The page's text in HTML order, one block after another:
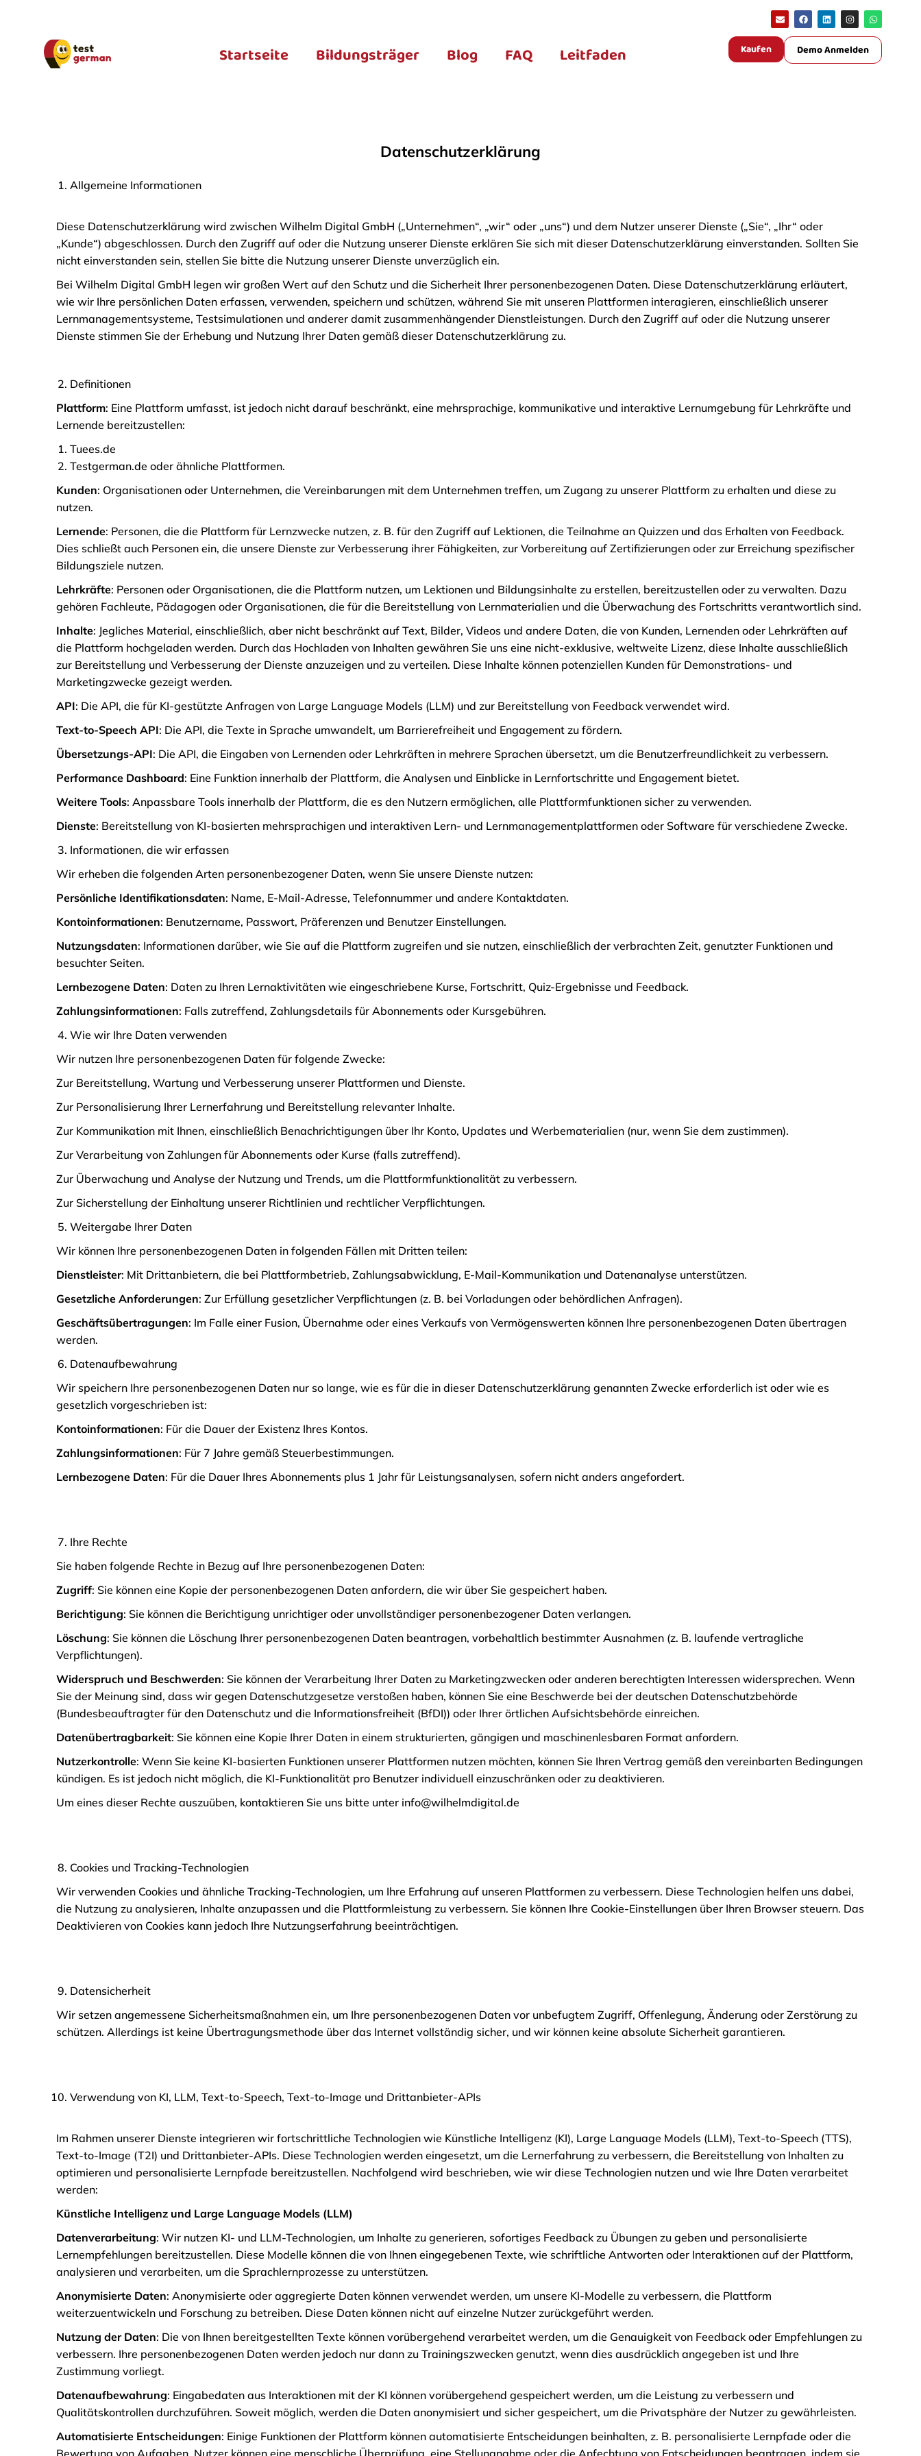
Startseite Bildungsträger Blog FAQ Leitfaden Kaufen Demo Anmelden
Datenschutzerklärung
Allgemeine Informationen
Diese Datenschutzerklärung wird zwischen Wilhelm Digital GmbH („Unternehmen“, „wir“ oder „uns“) und dem Nutzer unserer Dienste („Sie“, „Ihr“ oder
„Kunde“) abgeschlossen. Durch den Zugriff auf oder die Nutzung unserer Dienste erklären Sie sich mit dieser Datenschutzerklärung einverstanden. Sollten Sie
nicht einverstanden sein, stellen Sie bitte die Nutzung unserer Dienste unverzüglich ein.
Bei Wilhelm Digital GmbH legen wir großen Wert auf den Schutz und die Sicherheit Ihrer personenbezogenen Daten. Diese Datenschutzerklärung erläutert,
wie wir Ihre persönlichen Daten erfassen, verwenden, speichern und schützen, während Sie mit unseren Plattformen interagieren, einschließlich unserer
Lernmanagementsysteme, Testsimulationen und anderer damit zusammenhängender Dienstleistungen. Durch den Zugriff auf oder die Nutzung unserer
Dienste stimmen Sie der Erhebung und Nutzung Ihrer Daten gemäß dieser Datenschutzerklärung zu.
Definitionen
Plattform: Eine Plattform umfasst, ist jedoch nicht darauf beschränkt, eine mehrsprachige, kommunikative und interaktive Lernumgebung für Lehrkräfte und
Lernende bereitzustellen:
Tuees.de
Testgerman.de oder ähnliche Plattformen.
Kunden: Organisationen oder Unternehmen, die Vereinbarungen mit dem Unternehmen treffen, um Zugang zu unserer Plattform zu erhalten und diese zu
nutzen.
Lernende: Personen, die die Plattform für Lernzwecke nutzen, z. B. für den Zugriff auf Lektionen, die Teilnahme an Quizzen und das Erhalten von Feedback.
Dies schließt auch Personen ein, die unsere Dienste zur Verbesserung ihrer Fähigkeiten, zur Vorbereitung auf Zertifizierungen oder zur Erreichung spezifischer
Bildungsziele nutzen.
Lehrkräfte: Personen oder Organisationen, die die Plattform nutzen, um Lektionen und Bildungsinhalte zu erstellen, bereitzustellen oder zu verwalten. Dazu
gehören Fachleute, Pädagogen oder Organisationen, die für die Bereitstellung von Lernmaterialien und die Überwachung des Fortschritts verantwortlich sind.
Inhalte: Jegliches Material, einschließlich, aber nicht beschränkt auf Text, Bilder, Videos und andere Daten, die von Kunden, Lernenden oder Lehrkräften auf
die Plattform hochgeladen werden. Durch das Hochladen von Inhalten gewähren Sie uns eine nicht-exklusive, weltweite Lizenz, diese Inhalte ausschließlich
zur Bereitstellung und Verbesserung der Dienste anzuzeigen und zu verteilen. Diese Inhalte können potenziellen Kunden für Demonstrations- und
Marketingzwecke gezeigt werden.
API: Die API, die für KI-gestützte Anfragen von Large Language Models (LLM) und zur Bereitstellung von Feedback verwendet wird.
Text-to-Speech API: Die API, die Texte in Sprache umwandelt, um Barrierefreiheit und Engagement zu fördern.
Übersetzungs-API: Die API, die Eingaben von Lernenden oder Lehrkräften in mehrere Sprachen übersetzt, um die Benutzerfreundlichkeit zu verbessern.
Performance Dashboard: Eine Funktion innerhalb der Plattform, die Analysen und Einblicke in Lernfortschritte und Engagement bietet.
Weitere Tools: Anpassbare Tools innerhalb der Plattform, die es den Nutzern ermöglichen, alle Plattformfunktionen sicher zu verwenden.
Dienste: Bereitstellung von KI-basierten mehrsprachigen und interaktiven Lern- und Lernmanagementplattformen oder Software für verschiedene Zwecke.
Informationen, die wir erfassen
Wir erheben die folgenden Arten personenbezogener Daten, wenn Sie unsere Dienste nutzen:
Persönliche Identifikationsdaten: Name, E-Mail-Adresse, Telefonnummer und andere Kontaktdaten.
Kontoinformationen: Benutzername, Passwort, Präferenzen und Benutzer Einstellungen.
Nutzungsdaten: Informationen darüber, wie Sie auf die Plattform zugreifen und sie nutzen, einschließlich der verbrachten Zeit, genutzter Funktionen und
besuchter Seiten.
Lernbezogene Daten: Daten zu Ihren Lernaktivitäten wie eingeschriebene Kurse, Fortschritt, Quiz-Ergebnisse und Feedback.
Zahlungsinformationen: Falls zutreffend, Zahlungsdetails für Abonnements oder Kursgebühren.
Wie wir Ihre Daten verwenden
Wir nutzen Ihre personenbezogenen Daten für folgende Zwecke:
Zur Bereitstellung, Wartung und Verbesserung unserer Plattformen und Dienste.
Zur Personalisierung Ihrer Lernerfahrung und Bereitstellung relevanter Inhalte.
Zur Kommunikation mit Ihnen, einschließlich Benachrichtigungen über Ihr Konto, Updates und Werbematerialien (nur, wenn Sie dem zustimmen).
Zur Verarbeitung von Zahlungen für Abonnements oder Kurse (falls zutreffend).
Zur Überwachung und Analyse der Nutzung und Trends, um die Plattformfunktionalität zu verbessern.
Zur Sicherstellung der Einhaltung unserer Richtlinien und rechtlicher Verpflichtungen.
Weitergabe Ihrer Daten
Wir können Ihre personenbezogenen Daten in folgenden Fällen mit Dritten teilen:
Dienstleister: Mit Drittanbietern, die bei Plattformbetrieb, Zahlungsabwicklung, E-Mail-Kommunikation und Datenanalyse unterstützen.
Gesetzliche Anforderungen: Zur Erfüllung gesetzlicher Verpflichtungen (z. B. bei Vorladungen oder behördlichen Anfragen).
Geschäftsübertragungen: Im Falle einer Fusion, Übernahme oder eines Verkaufs von Vermögenswerten können Ihre personenbezogenen Daten übertragen
werden.
Datenaufbewahrung
Wir speichern Ihre personenbezogenen Daten nur so lange, wie es für die in dieser Datenschutzerklärung genannten Zwecke erforderlich ist oder wie es
gesetzlich vorgeschrieben ist:
Kontoinformationen: Für die Dauer der Existenz Ihres Kontos.
Zahlungsinformationen: Für 7 Jahre gemäß Steuerbestimmungen.
Lernbezogene Daten: Für die Dauer Ihres Abonnements plus 1 Jahr für Leistungsanalysen, sofern nicht anders angefordert.
Ihre Rechte
Sie haben folgende Rechte in Bezug auf Ihre personenbezogenen Daten:
Zugriff: Sie können eine Kopie der personenbezogenen Daten anfordern, die wir über Sie gespeichert haben.
Berichtigung: Sie können die Berichtigung unrichtiger oder unvollständiger personenbezogener Daten verlangen.
Löschung: Sie können die Löschung Ihrer personenbezogenen Daten beantragen, vorbehaltlich bestimmter Ausnahmen (z. B. laufende vertragliche
Verpflichtungen).
Widerspruch und Beschwerden: Sie können der Verarbeitung Ihrer Daten zu Marketingzwecken oder anderen berechtigten Interessen widersprechen. Wenn
Sie der Meinung sind, dass wir gegen Datenschutzgesetze verstoßen haben, können Sie eine Beschwerde bei der deutschen Datenschutzbehörde
(Bundesbeauftragter für den Datenschutz und die Informationsfreiheit (BfDI)) oder Ihrer örtlichen Aufsichtsbehörde einreichen.
Datenübertragbarkeit: Sie können eine Kopie Ihrer Daten in einem strukturierten, gängigen und maschinenlesbaren Format anfordern.
Nutzerkontrolle: Wenn Sie keine KI-basierten Funktionen unserer Plattformen nutzen möchten, können Sie Ihren Vertrag gemäß den vereinbarten Bedingungen
kündigen. Es ist jedoch nicht möglich, die KI-Funktionalität pro Benutzer individuell einzuschränken oder zu deaktivieren.
Um eines dieser Rechte auszuüben, kontaktieren Sie uns bitte unter info@wilhelmdigital.de
Cookies und Tracking-Technologien
Wir verwenden Cookies und ähnliche Tracking-Technologien, um Ihre Erfahrung auf unseren Plattformen zu verbessern. Diese Technologien helfen uns dabei,
die Nutzung zu analysieren, Inhalte anzupassen und die Plattformleistung zu verbessern. Sie können Ihre Cookie-Einstellungen über Ihren Browser steuern. Das
Deaktivieren von Cookies kann jedoch Ihre Nutzungserfahrung beeinträchtigen.
Datensicherheit
Wir setzen angemessene Sicherheitsmaßnahmen ein, um Ihre personenbezogenen Daten vor unbefugtem Zugriff, Offenlegung, Änderung oder Zerstörung zu
schützen. Allerdings ist keine Übertragungsmethode über das Internet vollständig sicher, und wir können keine absolute Sicherheit garantieren.
Verwendung von KI, LLM, Text-to-Speech, Text-to-Image und Drittanbieter-APIs
Im Rahmen unserer Dienste integrieren wir fortschrittliche Technologien wie Künstliche Intelligenz (KI), Large Language Models (LLM), Text-to-Speech (TTS),
Text-to-Image (T2I) und Drittanbieter-APIs. Diese Technologien werden eingesetzt, um die Lernerfahrung zu verbessern, die Bereitstellung von Inhalten zu
optimieren und personalisierte Lernpfade bereitzustellen. Nachfolgend wird beschrieben, wie wir diese Technologien nutzen und wie Ihre Daten verarbeitet
werden:
Künstliche Intelligenz und Large Language Models (LLM)
Datenverarbeitung: Wir nutzen KI- und LLM-Technologien, um Inhalte zu generieren, sofortiges Feedback zu Übungen zu geben und personalisierte
Lernempfehlungen bereitzustellen. Diese Modelle können die von Ihnen eingegebenen Texte, wie schriftliche Antworten oder Interaktionen auf der Plattform,
analysieren und verarbeiten, um die Sprachlernprozesse zu unterstützen.
Anonymisierte Daten: Anonymisierte oder aggregierte Daten können verwendet werden, um unsere KI-Modelle zu verbessern, die Plattform
weiterzuentwickeln und Forschung zu betreiben. Diese Daten können nicht auf einzelne Nutzer zurückgeführt werden.
Nutzung der Daten: Die von Ihnen bereitgestellten Texte können vorübergehend verarbeitet werden, um die Genauigkeit von Feedback oder Empfehlungen zu
verbessern. Ihre personenbezogenen Daten werden jedoch nur dann zu Trainingszwecken genutzt, wenn dies ausdrücklich angegeben ist und Ihre
Zustimmung vorliegt.
Datenaufbewahrung: Eingabedaten aus Interaktionen mit der KI können vorübergehend gespeichert werden, um die Leistung zu verbessern und
Qualitätskontrollen durchzuführen. Soweit möglich, werden die Daten anonymisiert und sicher gespeichert, um die Privatsphäre der Nutzer zu gewährleisten.
Automatisierte Entscheidungen: Einige Funktionen der Plattform können automatisierte Entscheidungen beinhalten, z. B. personalisierte Lernpfade oder die
Bewertung von Aufgaben. Nutzer können eine menschliche Überprüfung, eine Stellungnahme oder die Anfechtung von Entscheidungen beantragen, indem sie